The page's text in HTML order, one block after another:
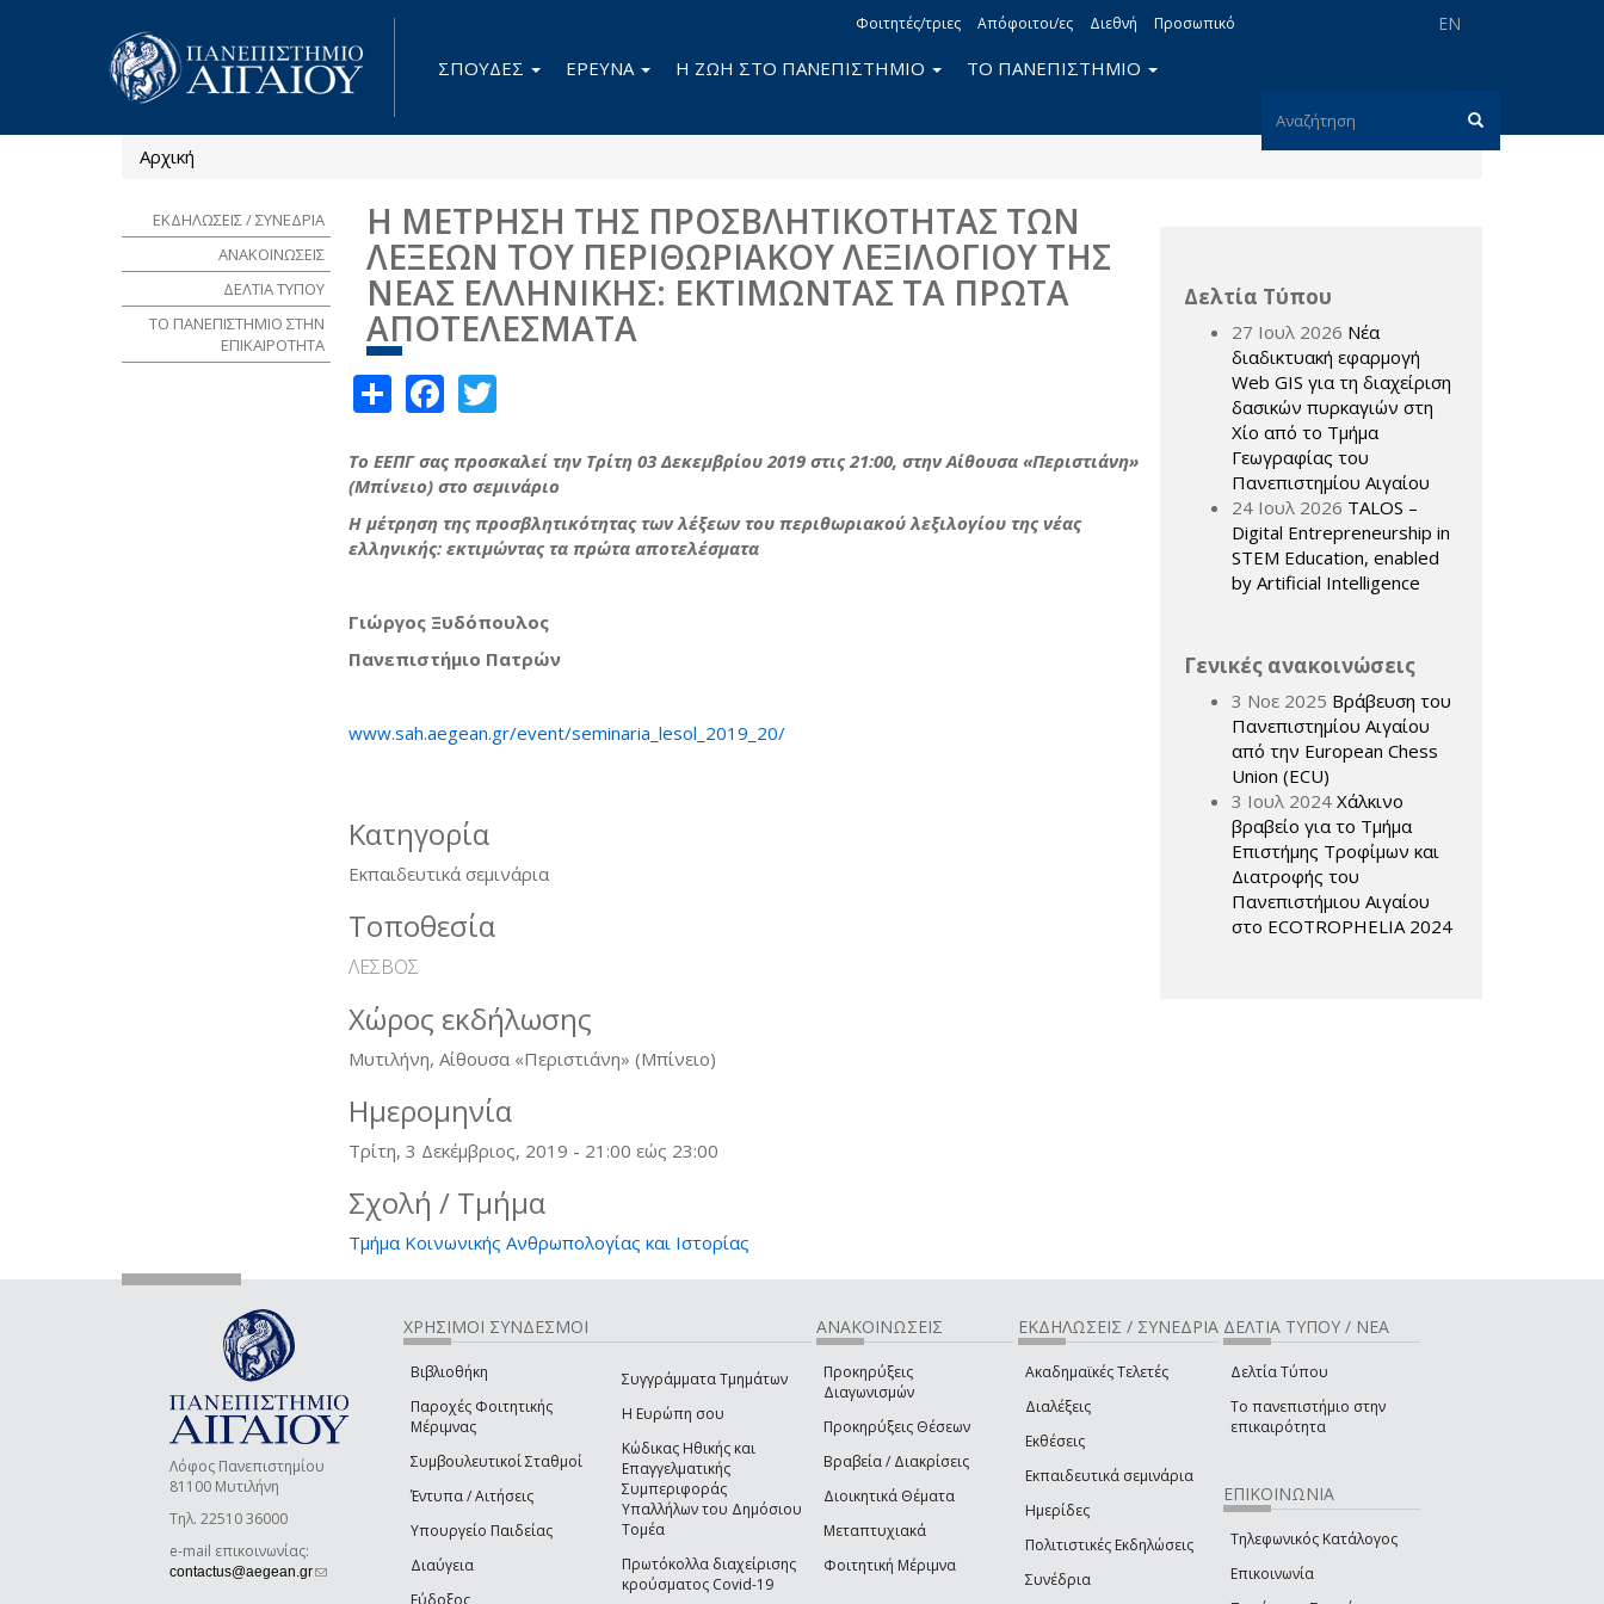
EN
Φοιτητές/τριες Απόφοιτοι/ες Διεθνή Προσωπικό
Φόρμα
ΣΠΟΥΔΕΣ ΕΡΕΥΝΑ Η ΖΩΗ ΣΤΟ ΠΑΝΕΠΙΣΤΗΜΙΟ ΤΟ ΠΑΝΕΠΙΣΤΗΜΙΟ
Είστε εδώ
Αρχική
Η ΜΕΤΡΗΣΗ ΤΗΣ ΠΡΟΣΒΛΗΤΙΚΟΤΗΤΑΣ ΤΩΝ
ΛΕΞΕΩΝ ΤΟΥ ΠΕΡΙΘΩΡΙΑΚΟΥ ΛΕΞΙΛΟΓΙΟΥ ΤΗΣ
ΝΕΑΣ ΕΛΛΗΝΙΚΗΣ: ΕΚΤΙΜΩΝΤΑΣ ΤΑ ΠΡΩΤΑ
ΑΠΟΤΕΛΕΣΜΑΤΑ
ShareFacebook
Το ΕΕΠΓσας προσκαλεί την Τρίτη 03 Δεκεμβρίου 2019 στις 21:00, στην Αίθουσα «Περιστιάνη»
(Μπίνειο) στο σεμινάριο
Η μέτρηση της προσβλητικότητας των λέξεων του περιθωριακού λεξιλογίου της νέας
ελληνικής: εκτιμώντας τα πρώτα αποτελέσματα
Γιώργος Ξυδόπουλος
Πανεπιστήμιο Πατρών
www.sah.aegean.gr/event/seminaria_lesol_2019_20/
Κατηγορία
Εκπαιδευτικά σεμινάρια
Τοποθεσία
ΛΕΣΒΟΣ
Χώρος εκδήλωσης
Μυτιλήνη, Αίθουσα «Περιστιάνη» (Μπίνειο)
Ημερομηνία
Τρίτη, 3 Δεκέμβριος, 2019 - 21:00 εώς 23:00
Σχολή / Τμήμα
Τμήμα Κοινωνικής Ανθρωπολογίας και Ιστορίας
ΕΚΔΗΛΩΣΕΙΣ / ΣΥΝΕΔΡΙΑ
ΑΝΑΚΟΙΝΩΣΕΙΣ
ΔΕΛΤΙΑ ΤΥΠΟΥ
ΤΟ ΠΑΝΕΠΙΣΤΗΜΙΟ ΣΤΗΝ
ΕΠΙΚΑΙΡΟΤΗΤΑ
Δελτία Τύπου
27 Ιουλ 2026 Νέα
διαδικτυακή εφαρμογή
Web GIS για τη διαχείριση
δασικών πυρκαγιών στη
Χίο από το Τμήμα
Γεωγραφίας του
Πανεπιστημίου Αιγαίου
24 Ιουλ 2026 TALOS –
Digital Entrepreneurship in
STEM Education, enabled
by Artificial Intelligence
Γενικές ανακοινώσεις
3 Νοε 2025 Βράβευση του
Πανεπιστημίου Αιγαίου
από την European Chess
Union (ECU)
3 Ιουλ 2024 Χάλκινο
βραβείο για το Τμήμα
Επιστήμης Τροφίμων και
Διατροφής του
Πανεπιστήμιου Αιγαίου
στο ECOTROPHELIA 2024
Λόφος Πανεπιστημίου
81100 Μυτιλήνη
Τηλ. 22510 36000
e-mail επικοινωνίας:
contactus@aegean.gr(link sends e-mail)
ΧΡΗΣΙΜΟΙ ΣΥΝΔΕΣΜΟΙ
Βιβλιοθήκη
Παροχές Φοιτητικής
Μέριμνας
Συμβουλευτικοί Σταθμοί
Έντυπα / Αιτήσεις
Υπουργείο Παιδείας
Διαύγεια
Εύδοξος
Συγγράμματα Τμημάτων
Η Ευρώπη σου
Κώδικας Ηθικής και
Επαγγελματικής
Συμπεριφοράς
Υπαλλήλων του Δημόσιου
Τομέα
Πρωτόκολλα διαχείρισης
κρούσματος Covid-19
ΑΝΑΚΟΙΝΩΣΕΙΣ
Προκηρύξεις
Διαγωνισμών
Προκηρύξεις Θέσεων
Βραβεία / Διακρίσεις
Διοικητικά Θέματα
Μεταπτυχιακά
Φοιτητική Μέριμνα
ΕΚΔΗΛΩΣΕΙΣ / ΣΥΝΕΔΡΙΑ
Ακαδημαϊκές Τελετές
Διαλέξεις
Εκθέσεις
Εκπαιδευτικά σεμινάρια
Ημερίδες
Πολιτιστικές Εκδηλώσεις
Συνέδρια
ΔΕΛΤΙΑ ΤΥΠΟΥ / ΝΕΑ
Δελτία Τύπου
Το πανεπιστήμιο στην
επικαιρότητα
ΕΠΙΚΟΙΝΩΝΙΑ
Τηλεφωνικός Κατάλογος
Επικοινωνία